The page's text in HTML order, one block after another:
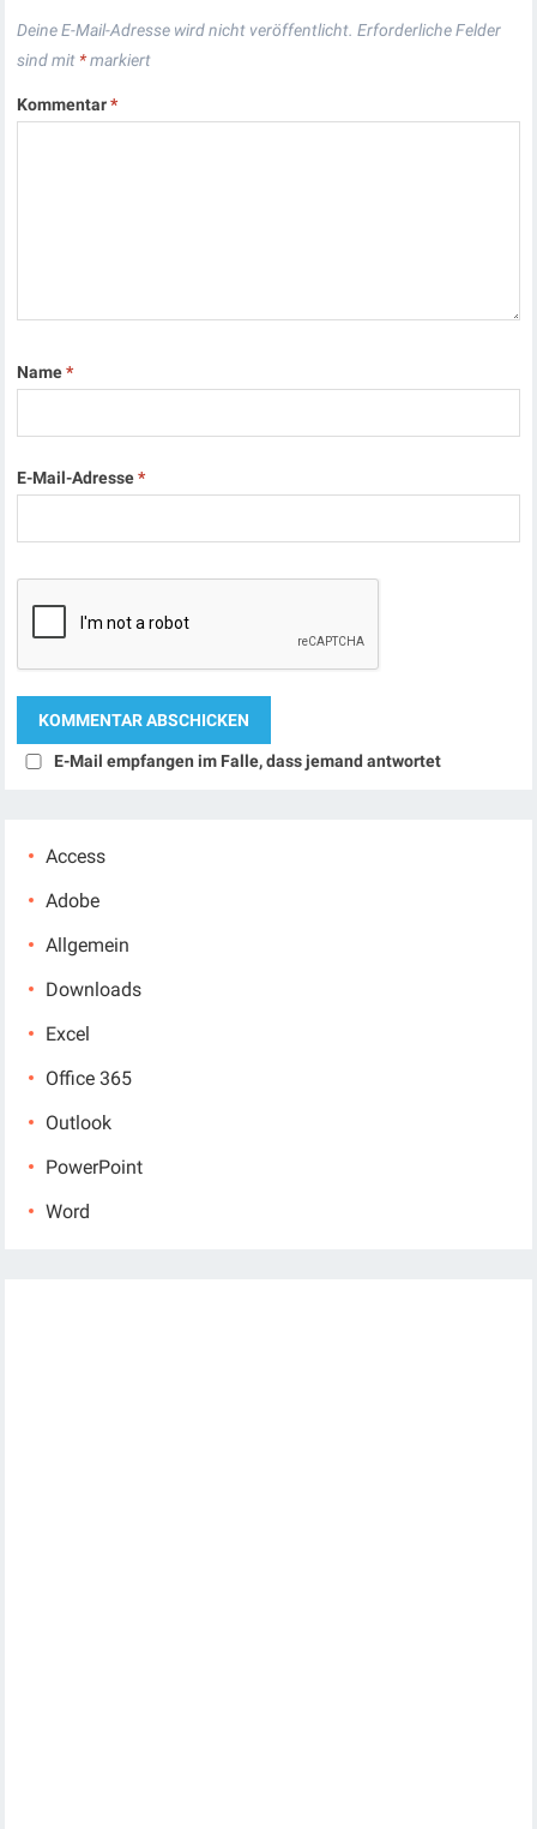
Deine E-Mail-Adresse wird nicht veröffentlicht. Erforderliche Felder
sind mit *markiert
Kommentar*
Name*
E-Mail-Adresse*
E-Mail empfangen im Falle, dass jemand antwortet
Access
Adobe
Allgemein
Downloads
Excel
Office 365
Outlook
PowerPoint
Word